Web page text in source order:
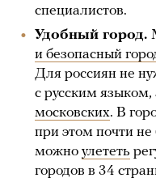
специалистов.
Удобный город.
и безопасный
Для россиян не
с русским
московских. В
при этом почти не
можно улететь
городов в 34